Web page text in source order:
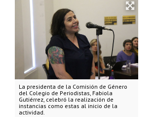
La presidenta de la Comisión de Género
del Colegio de Periodistas, Fabiola
Gutiérrez, celebró la realización de
instancias como estas al inicio de la
actividad.